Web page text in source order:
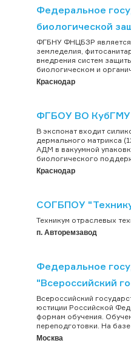
Федеральное
биологической
ФГБНУ ФНЦБЗР является
земледелия,
внедрения систем
биологическом и
Краснодар
ФГБОУ ВО КубГМУ
В экспонат входит
дермального матрикса
АДМ в вакуумной
биологического
Краснодар
СОГБПОУ
Техникум отраслевых
п. Авторемзавод
Федеральное
"Всероссийский
Всероссийский
юстиции Российской
формам обучения.
переподготовки. На базе
Москва